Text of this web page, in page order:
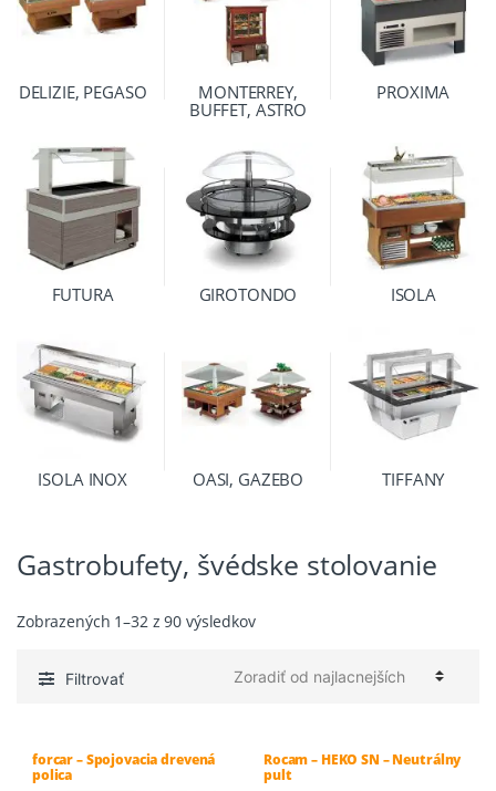
DELIZIE, PEGASO
MONTERREY,
BUFFET, ASTRO
PROXIMA
FUTURA GIROTONDO ISOLA
ISOLA INOX OASI, GAZEBO TIFFANY
Gastrobufety, švédske stolovanie
Zobrazených 1–32 z 90 výsledkovZoradené
ceny:
najvyššiu
Filtrovať
forcar – Spojovacia drevená
polica
Rocam – HEKO SN – Neutrálny
pult